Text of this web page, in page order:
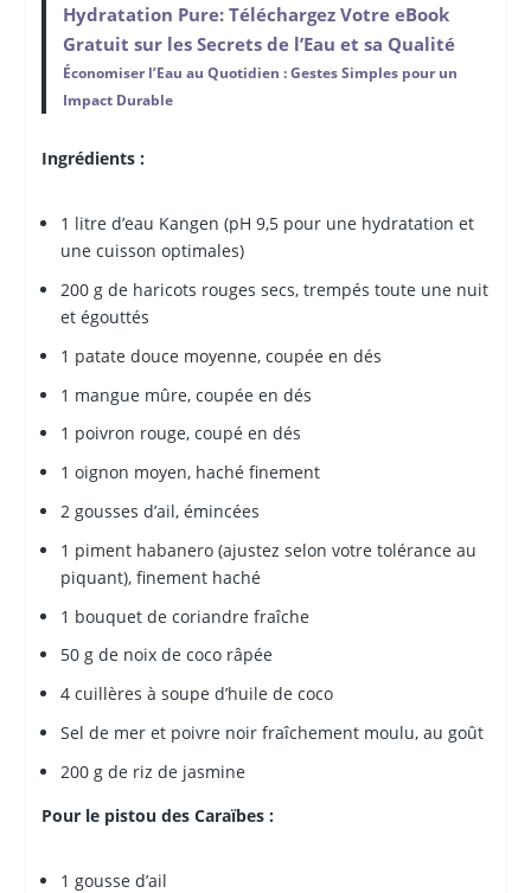
Hydratation Pure: Téléchargez Votre eBook
Gratuit sur les Secrets de l’Eau et sa Qualité
Économiser l’Eau au Quotidien : Gestes Simples pour un
Impact Durable
Ingrédients :
1 litre d’eau Kangen (pH 9,5 pour une hydratation et
une cuisson optimales)
200 g de haricots rouges secs, trempés toute une nuit
et égouttés
1 patate douce moyenne, coupée en dés
1 mangue mûre, coupée en dés
1 poivron rouge, coupé en dés
1 oignon moyen, haché finement
2 gousses d’ail, émincées
1 piment habanero (ajustez selon votre tolérance au
piquant), finement haché
1 bouquet de coriandre fraîche
50 g de noix de coco râpée
4 cuillères à soupe d’huile de coco
Sel de mer et poivre noir fraîchement moulu, au goût
200 g de riz de jasmine
Pour le pistou des Caraïbes :
1 gousse d’ail